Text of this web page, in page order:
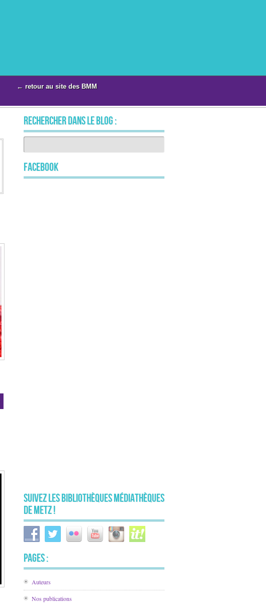
← retour au site des BMM
rechercher dans le blog :
Facebook
Suivez les Bibliothèques Médiathèques
de Metz !
Pages :
Auteurs
Nos publications